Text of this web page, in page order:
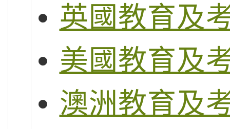
英國教育及
美國教育及
澳洲教育及